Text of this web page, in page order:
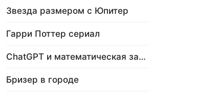
Звезда размером с Юпитер
Гарри Поттер сериал
ChatGPT и математическая задача
Бризер в городе